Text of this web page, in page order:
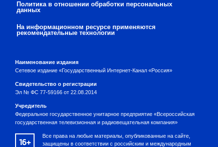
Политика в отношении обработки персональных
данных
На информационном ресурсе применяются
рекомендательные технологии
Наименование издания
Сетевое издание «Государственный Интернет-Канал «Россия»
Свидетельство о регистрации
Эл № ФС 77-59166 от 22.08.2014
Учредитель
Федеральное государственное унитарное предприятие «Всероссийская
государственная телевизионная и радиовещательная компания»
16+
Все права на любые материалы, опубликованные на сайте,
защищены в соответствии с российским и международным